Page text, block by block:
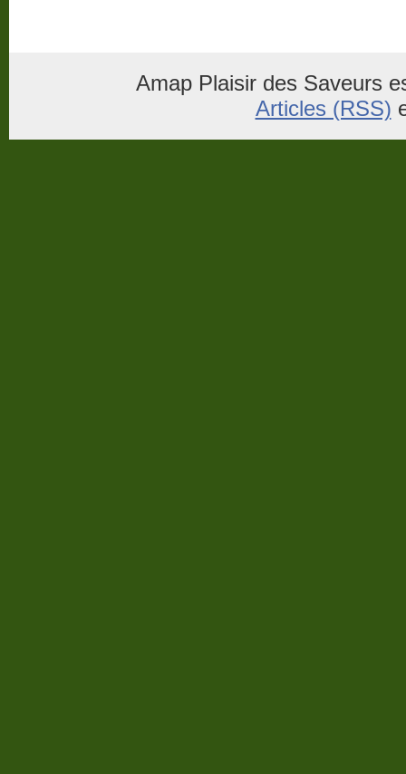
Amap Plaisir des Saveurs
Articles (RSS)